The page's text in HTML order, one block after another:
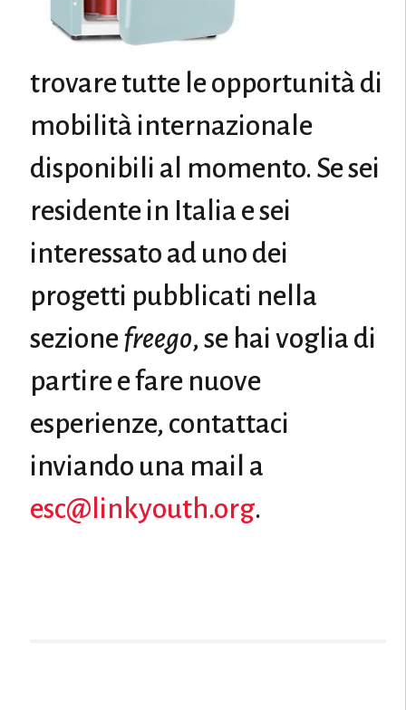
trovare tutte le opportunità di
mobilità internazionale
disponibili al momento. Se sei
residente in Italia e sei
interessato ad uno dei
progetti pubblicati nella
sezionefreego, se hai voglia di
partire e fare nuove
esperienze, contattaci
inviando una mail a
esc@linkyouth.org.